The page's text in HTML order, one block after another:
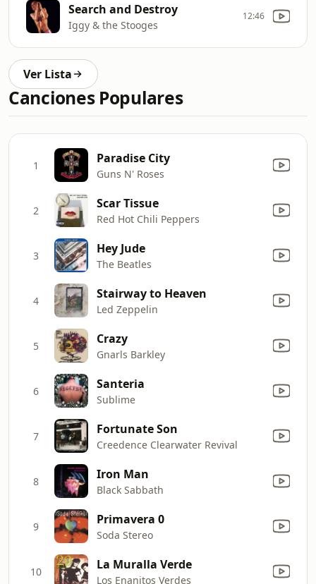
Search and Destroy
Iggy & the Stooges
12:46
Ver Lista
Canciones Populares
1 Paradise City
Guns N' Roses
2 Scar Tissue
Red Hot Chili Peppers
3 Hey Jude
The Beatles
4 Stairway to Heaven
Led Zeppelin
5 Crazy
Gnarls Barkley
6 Santeria
Sublime
7 Fortunate Son
Creedence Clearwater Revival
8 Iron Man
Black Sabbath
9 Primavera 0
Soda Stereo
10 La Muralla Verde
Los Enanitos Verdes